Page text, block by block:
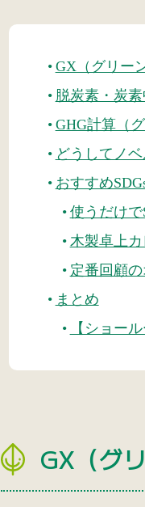
GX（グリー
脱炭素・炭
GHG計算（
どうしてノ
おすすめ
使うだけ
木製卓上
定番回顧
まとめ
【ショー
GX（グ